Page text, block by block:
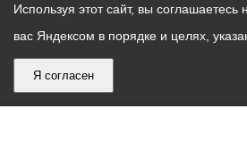
Используя этот сайт, вы
вас Яндексом в порядке и целях,
Я согласен